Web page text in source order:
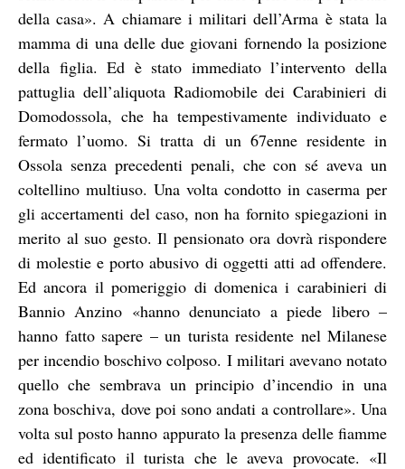
della casa». A chiamare i militari dell’Arma è stata la
mamma di una delle due giovani fornendo la posizione
della figlia. Ed è stato immediato l’intervento della
pattuglia dell’aliquota Radiomobile dei Carabinieri di
Domodossola, che ha tempestivamente individuato e
fermato l’uomo. Si tratta di un 67enne residente in
Ossola senza precedenti penali, che con sé aveva un
coltellino multiuso. Una volta condotto in caserma per
gli accertamenti del caso, non ha fornito spiegazioni in
merito al suo gesto. Il pensionato ora dovrà rispondere
di molestie e porto abusivo di oggetti atti ad offendere.
Ed ancora il pomeriggio di domenica i carabinieri di
Bannio Anzino «hanno denunciato a piede libero –
hanno fatto sapere – un turista residente nel Milanese
per incendio boschivo colposo. I militari avevano notato
quello che sembrava un principio d’incendio in una
zona boschiva, dove poi sono andati a controllare». Una
volta sul posto hanno appurato la presenza delle fiamme
ed identificato il turista che le aveva provocate. «Il